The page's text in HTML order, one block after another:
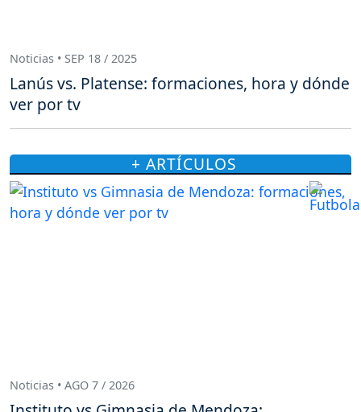
Noticias • SEP 18 / 2025
Lanús vs. Platense: formaciones, hora y dónde
ver por tv
+ ARTÍCULOS
Noticias • AGO 7 / 2026